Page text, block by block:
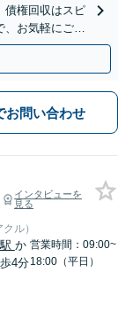
債権回収はスピ
、お気軽にご相
お問い合わせ
インタビューを
見る
ル）
か
4分
営業時間：09:00~
18:00（平日）